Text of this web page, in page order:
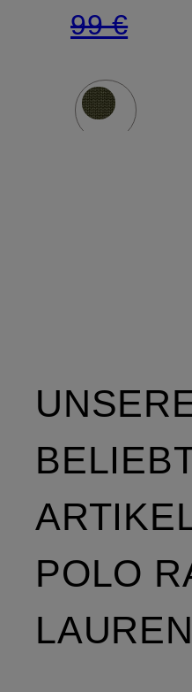
99 €
POLO
LAUREN